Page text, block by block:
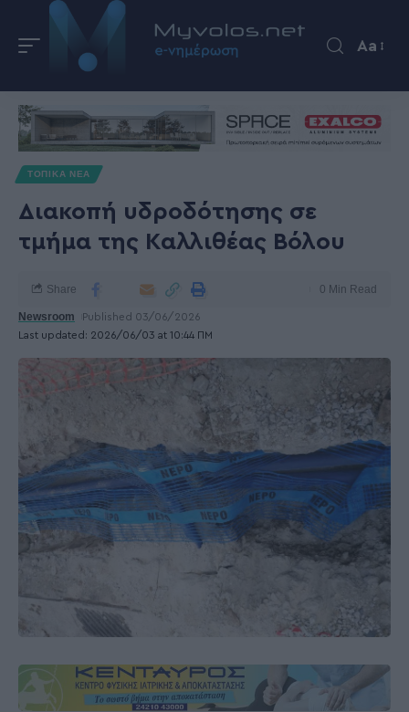
Aa
ΤΟΠΙΚΑ ΝΕΑ
Διακοπή υδροδότησης σε
τμήμα της Καλλιθέας Βόλου
Last updated: 2026/06/03 at 10:44 ΠΜ
Newsroom Published 03/06/2026
Share 0 Min Read